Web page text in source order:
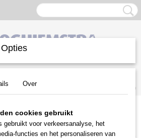
(0)
> Heggenscharen>
Husqvarna 322 HD60
Over
cookies gebruikt
gebruikt voor verkeersanalyse, het
functies en het personaliseren van